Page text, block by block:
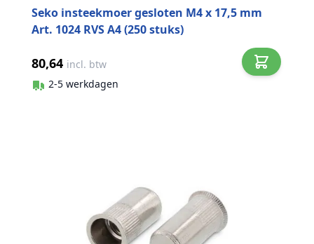
Seko insteekmoer gesloten M4 x 17,5 mm
Art. 1024 RVS A4 (250 stuks)
80,64 incl. btw
2-5 werkdagen